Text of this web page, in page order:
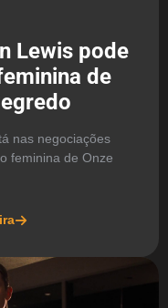
Lewis pode
de
nas negociações
feminina de Onze